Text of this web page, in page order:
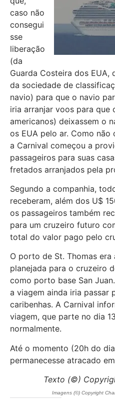
caso não
consegui
sse
liberação
(da
Guarda Costeira dos EUA,
da sociedade de
navio) para que o navio
iria arranjar voos para que
americanos) deixassem o
os EUA pelo ar. Como não
a Carnival começou a
passageiros para suas
fretados arranjados pela
Segundo a companhia,
receberam, além dos U$
os passageiros também
para um cruzeiro futuro
total do valor pago pelo
O porto de St. Thomas era
planejada para o cruzeiro
como porto base San
a viagem ainda iria passar
caribenhas. A Carnival
viagem, que parte no dia
normalmente.
Até o momento (20h do
permanecesse atracado
Texto (©)
Imagens (©) Copyright